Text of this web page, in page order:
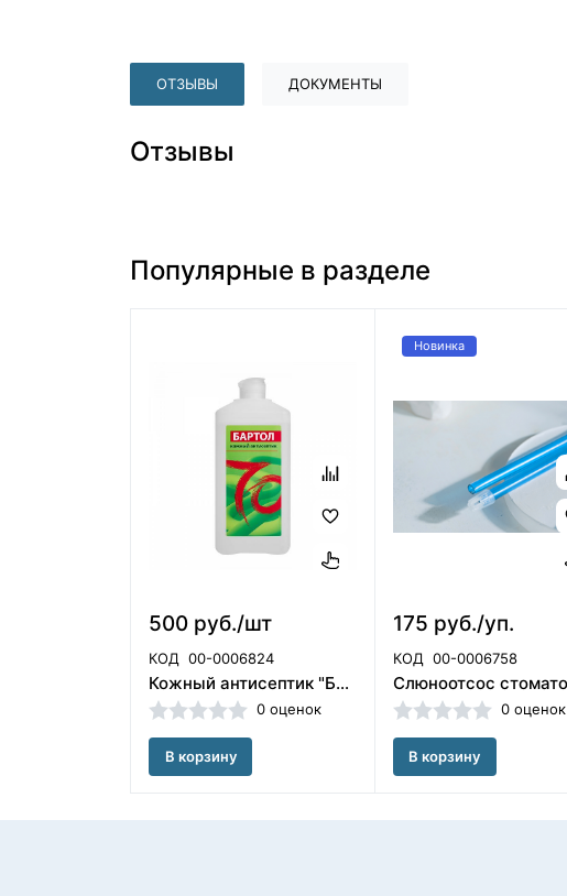
ОТЗЫВЫ ДОКУМЕНТЫ
Отзывы
Популярные в разделе
500 руб./шт
КОД 00-0006824
Кожный антисептик "Бартол" 1 л. Бозон/ЧЕСТНЫЙ ЗНАК
0 оценок
В корзину
Новинка
175 руб./уп.
КОД 00-0006758
0 оценок
В корзину